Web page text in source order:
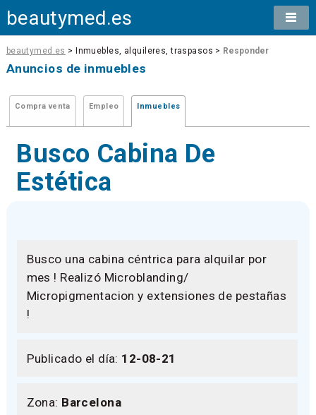
beautymed.es
beautymed.es > Inmuebles, alquileres, traspasos > Responder
Anuncios de inmuebles
Compra venta Empleo Inmuebles
Busco Cabina De
Estética
Busco una cabina céntrica para alquilar por
mes ! Realizó Microblanding/
Micropigmentacion y extensiones de pestañas
!
Publicado el día: 12-08-21
Zona: Barcelona